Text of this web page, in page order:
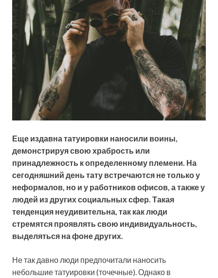
Еще издавна татуировки наносили воины,
демонстрируя свою храбрость или
принадлежность к определенному племени. На
сегодняшний день тату встречаются не только у
неформалов, но и у работников офисов, а также у
людей из других социальных сфер. Такая
тенденция неудивительна, так как люди
стремятся проявлять свою индивидуальность,
выделяться на фоне других.
Не так давно люди предпочитали наносить
небольшие татуировки (точечные). Однако в